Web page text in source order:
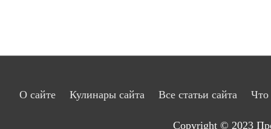
О сайте Кулинары сайта Все статьи сайта Что
Copyright © 2023